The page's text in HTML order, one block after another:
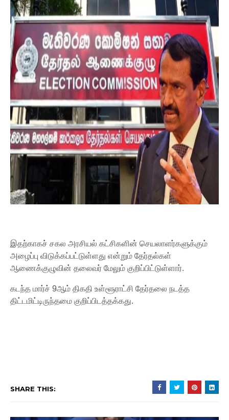
இதற்காகச் சகல அரசியல் கட்சிகளின் செயலாளர்களுக்கும்
அழைப்பு விடுக்கப்பட்டுள்ளது என்றும் தேர்தல்கள்
ஆணைக்குழுவின் தலைவர் மேலும் குறிப்பிட்டுள்ளார்.
கடந்த மார்ச் 9ஆம் திகதி உள்ளூராட்சி தேர்தலை நடத்த
திட்டமிட்டிருந்தமை குறிப்பிடத்தக்கது.
SHARE THIS: